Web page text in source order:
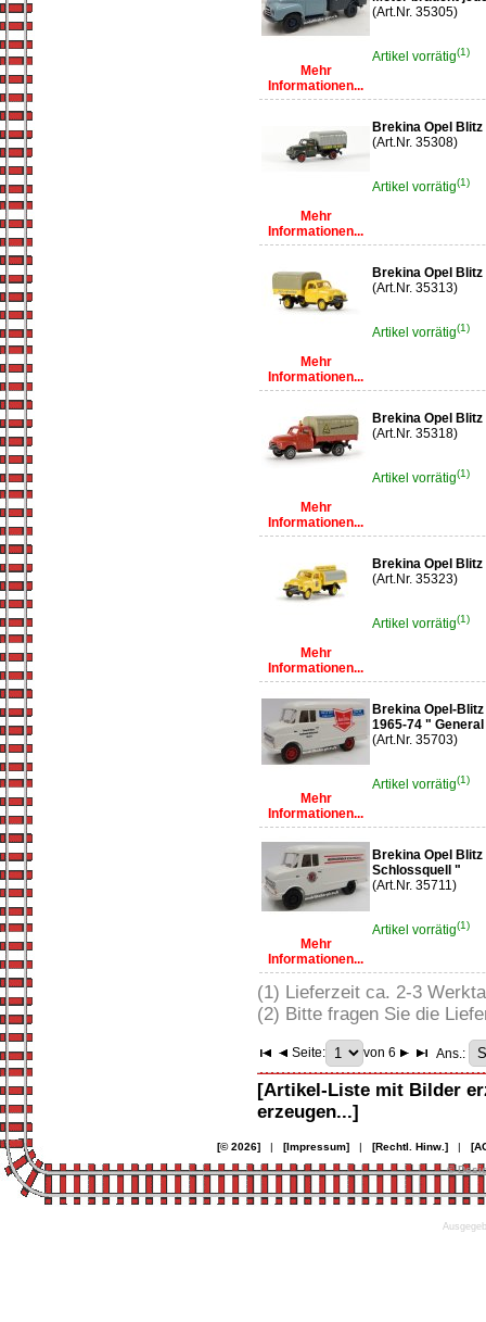
Mehr
Informationen...
(Art.Nr. 35305)
Artikel vorrätig(1)
Mehr
Informationen...
Brekina Opel
(Art.Nr. 35308)
Artikel vorrätig(1)
Mehr
Informationen...
Brekina Opel
(Art.Nr. 35313)
Artikel vorrätig(1)
Mehr
Informationen...
Brekina Opel
(Art.Nr. 35318)
Artikel vorrätig(1)
Mehr
Informationen...
Brekina Opel
(Art.Nr. 35323)
Artikel vorrätig(1)
Mehr
Informationen...
Brekina Opel-
1965-74 "
(Art.Nr. 35703)
Artikel vorrätig(1)
Mehr
Informationen...
Brekina Opel
Schlossquell "
(Art.Nr. 35711)
Artikel vorrätig(1)
(1) Lieferzeit ca. 2-3
(2) Bitte fragen Sie die
Seite: von 6 Ans.:
[Artikel-Liste mit Bilder
erzeugen...]
[© 2026]| [Impressum]| [Rechtl. Hinw.]|
©